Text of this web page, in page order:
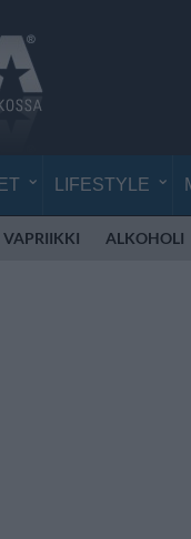
LIFESTYLE
VAPRIIKKI ALKOHOLI